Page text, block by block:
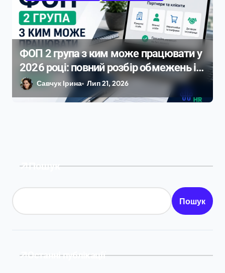
ФОП 2 група з ким може працювати у
2026 році: повний розбір обмежень і
ризиків
Савчук Ірина Лип 21, 2026
Пошук
Пошук
Останні публікації